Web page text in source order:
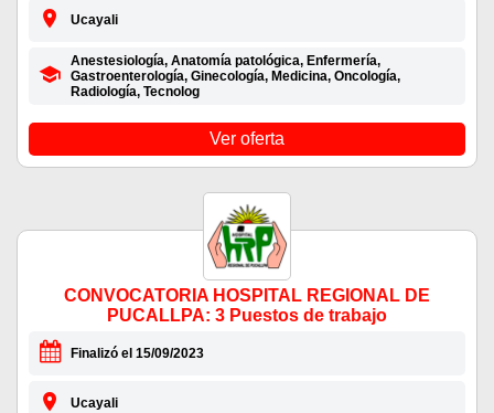
Ucayali
Anestesiología, Anatomía patológica, Enfermería,
Gastroenterología, Ginecología, Medicina, Oncología,
Radiología, Tecnolog
Ver oferta
CONVOCATORIA HOSPITAL REGIONAL DE
PUCALLPA: 3 Puestos de trabajo
Finalizó el 15/09/2023
Ucayali